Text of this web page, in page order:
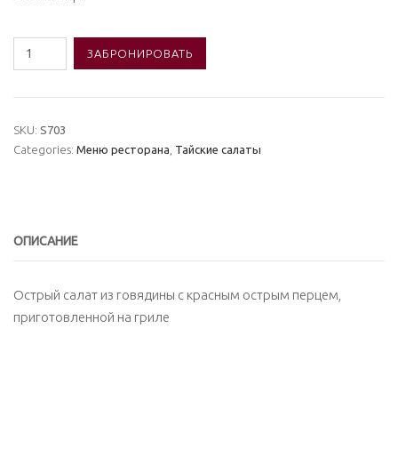
Количество
товара
острый
салат
с
листьями
и
перцем
ЗАБРОНИРОВАТЬ
SKU: S703
Categories: Меню ресторана Тайские салаты
ОПИСАНИЕ
Острый cалат из говядины с красным острым перцем,
приготовленной на гриле